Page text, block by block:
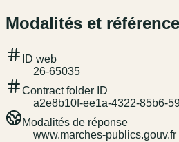
Modalités et
ID web
26-65035
Contract folder ID
a2e8b10f-ee1a-4322-85b6-
Modalités de réponse
www.marches-publics.gouv.fr